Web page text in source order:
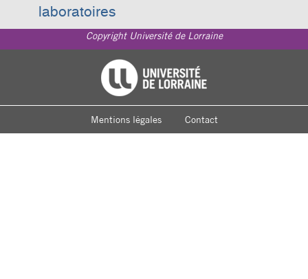
laboratoires
Copyright Université de Lorraine
Université de Lorraine
Mentions légales Contact